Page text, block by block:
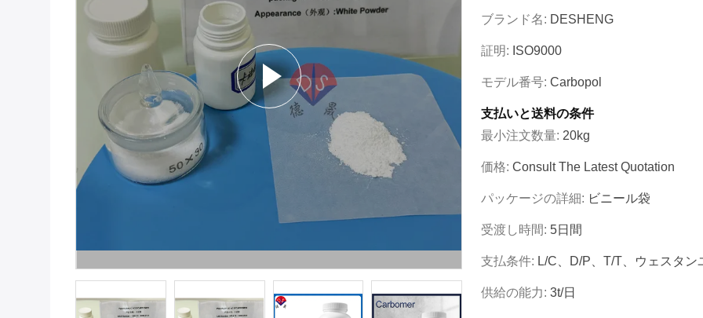
ブランド名: DESHENG
証明: ISO9000
モデル番号: Carbopol
支払いと送料の条件
最小注文数量: 20kg
価格: Consult The Latest Quotation
パッケージの詳細: ビニール袋
受渡し時間: 5日間
支払条件: L/C、D/P、T/T、ウェスタン
供給の能力: 3t/日